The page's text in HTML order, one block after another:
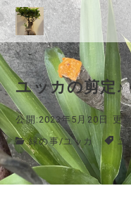
ユッカの剪
公開:2023年5月20日 更
緑の事/ユッカ ユ